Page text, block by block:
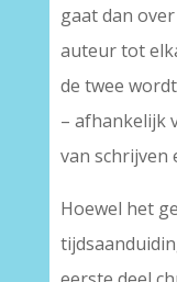
gaat dan
auteur tot
de twee
– afhankelijk
van schrijven
Hoewel het